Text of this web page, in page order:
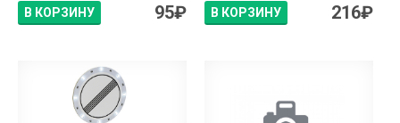
В КОРЗИНУ 95₽ В КОРЗИНУ 216₽